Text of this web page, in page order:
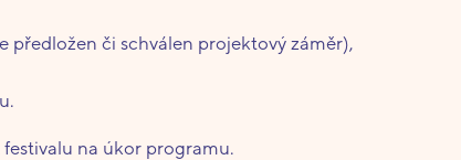
či schválen projektový záměr),
na úkor programu.